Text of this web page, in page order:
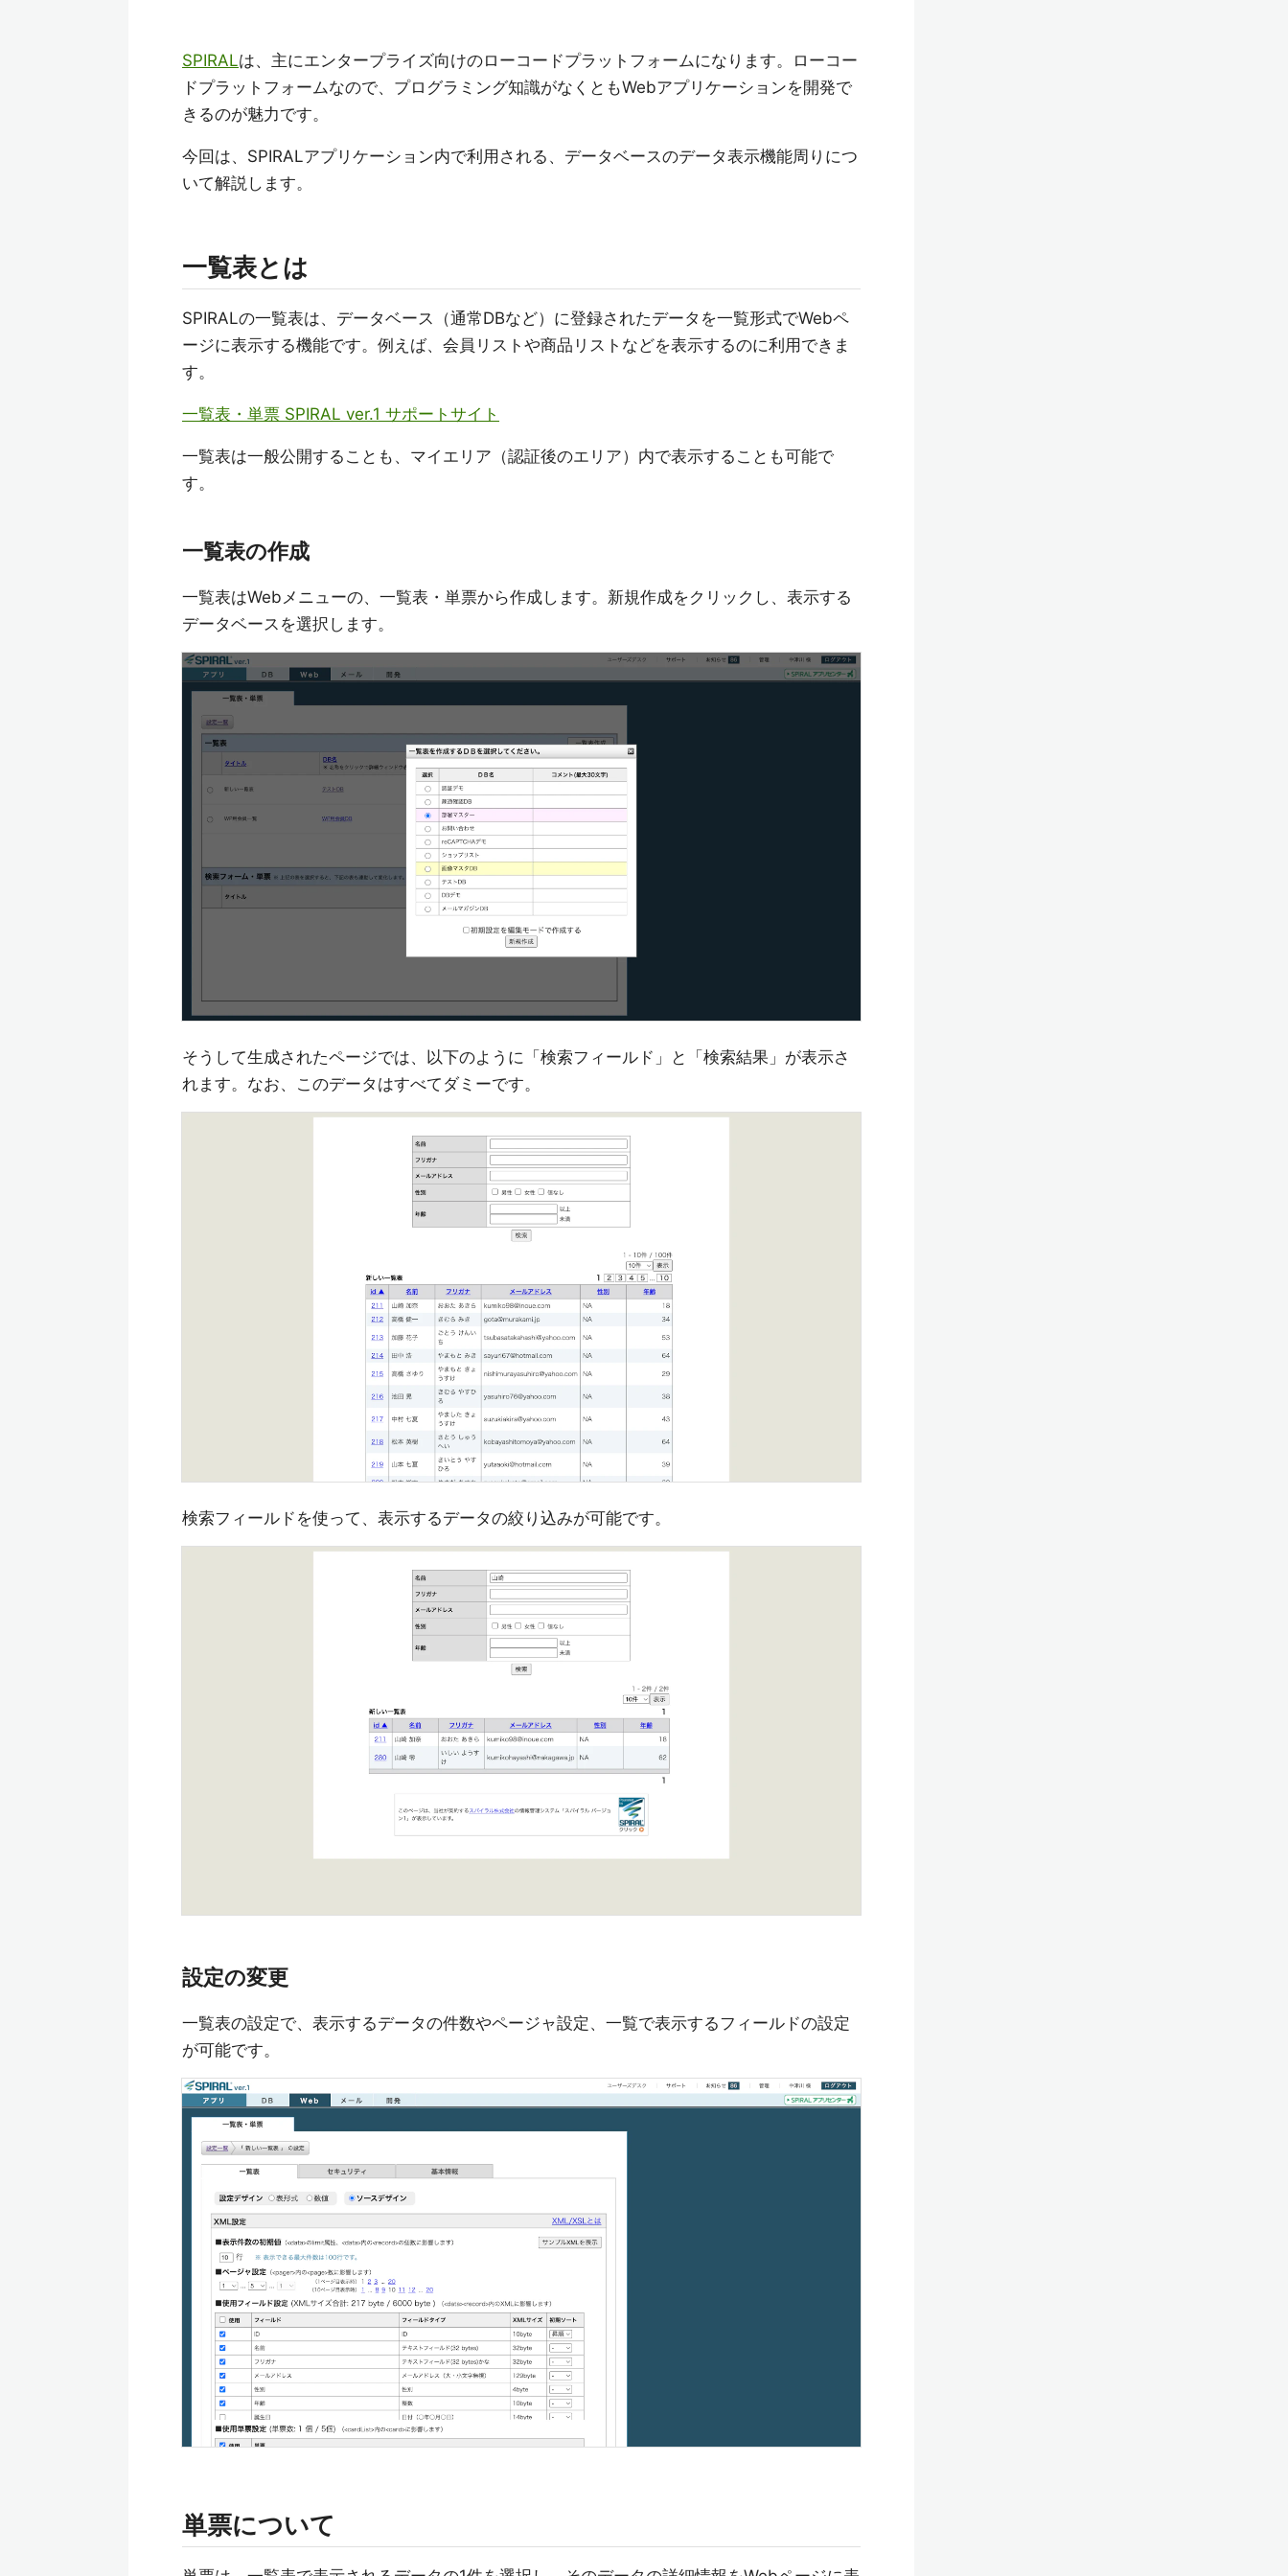
SPIRALは、主にエンタープライズ向けのローコードプラットフォームになります。ローコー
ドプラットフォームなので、プログラミング知識がなくともWebアプリケーションを開発で
きるのが魅力です。
今回は、SPIRALアプリケーション内で利用される、データベースのデータ表示機能周りにつ
いて解説します。
一覧表とは
SPIRALの一覧表は、データベース（通常DBなど）に登録されたデータを一覧形式でWebペ
ージに表示する機能です。例えば、会員リストや商品リストなどを表示するのに利用できま
す。
一覧表・単票 SPIRAL ver.1 サポートサイト
一覧表は一般公開することも、マイエリア（認証後のエリア）内で表示することも可能で
す。
一覧表の作成
一覧表はWebメニューの、一覧表・単票から作成します。新規作成をクリックし、表示する
データベースを選択します。
そうして生成されたページでは、以下のように「検索フィールド」と「検索結果」が表示さ
れます。なお、このデータはすべてダミーです。
検索フィールドを使って、表示するデータの絞り込みが可能です。
設定の変更
一覧表の設定で、表示するデータの件数やページャ設定、一覧で表示するフィールドの設定
が可能です。
単票について